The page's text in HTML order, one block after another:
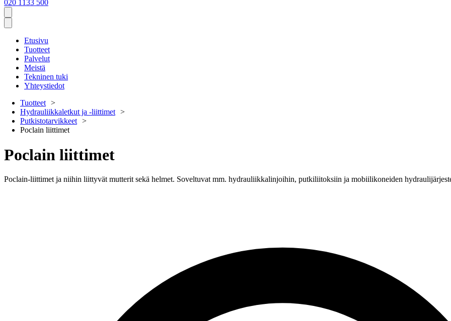
020 1133 500
Etusivu
Tuotteet
Palvelut
Meistä
Tekninen tuki
Yhteystiedot
Tuotteet
Hydrauliikkaletkut ja -liittimet
Putkistotarvikkeet
Poclain liittimet
Poclain liittimet
Poclain-liittimet ja niihin liittyvät mutterit sekä helmet. Soveltuvat mm. hydrauliikkalinjoihin, putkiliitoksiin ja mobiilikoneiden